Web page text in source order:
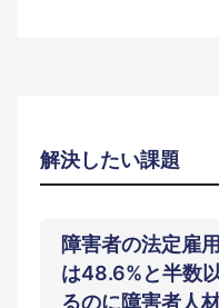
解決したい課題
障害者の法定雇
は48.6%と半数
るのに障害者人